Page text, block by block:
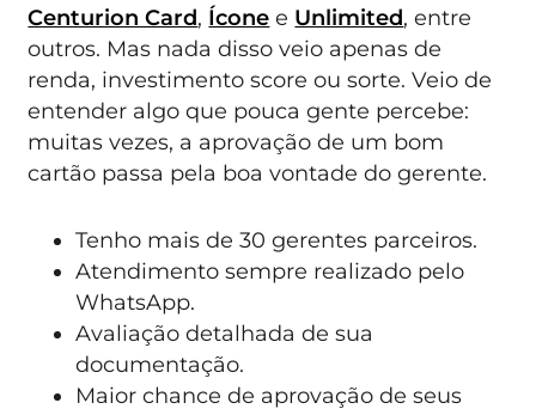
Centurion Card, Ícone e Unlimited, entre
outros. Mas nada disso veio apenas de
renda, investimento score ou sorte. Veio de
entender algo que pouca gente percebe:
muitas vezes, a aprovação de um bom
cartão passa pela boa vontade do gerente.
Tenho mais de 30 gerentes parceiros.
Atendimento sempre realizado pelo
WhatsApp.
Avaliação detalhada de sua
documentação.
Maior chance de aprovação de seus